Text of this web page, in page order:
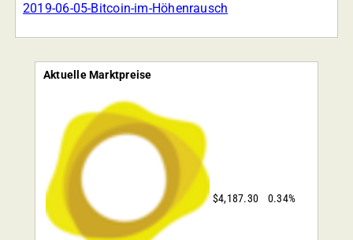
2019-06-05-Bitcoin-im-Höhenrausch
Aktuelle Marktpreise
$4,187.30 0.34%